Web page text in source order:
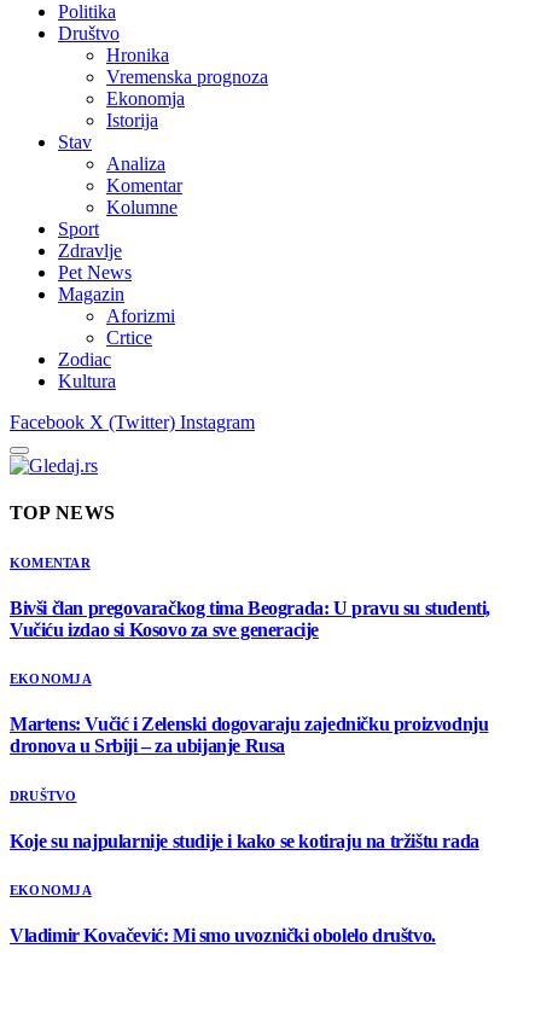
Politika
Društvo
Hronika
Vremenska prognoza
Ekonomja
Istorija
Stav
Analiza
Komentar
Kolumne
Sport
Zdravlje
Pet News
Magazin
Aforizmi
Crtice
Zodiac
Kultura
Facebook X (Twitter) Instagram
TOP NEWS
KOMENTAR
Bivši član pregovaračkog tima Beograda: U pravu su studenti,
Vučiću izdao si Kosovo za sve generacije
EKONOMJA
Martens: Vučić i Zelenski dogovaraju zajedničku proizvodnju
dronova u Srbiji – za ubijanje Rusa
DRUŠTVO
Koje su najpularnije studije i kako se kotiraju na tržištu rada
EKONOMJA
Vladimir Kovačević: Mi smo uvoznički obolelo društvo.